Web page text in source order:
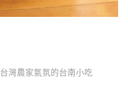
灣農家氣氛的台南小吃